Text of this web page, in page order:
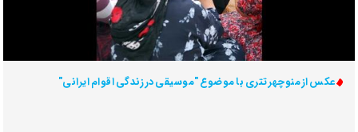
عکس از منوچهر تتری با موضوع "موسیقی در زندگی اقوام ایرانی"